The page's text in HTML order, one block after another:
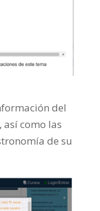
del
como las
de su